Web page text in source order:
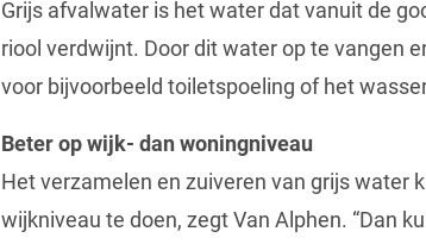
Grijs afvalwater is het water dat vanuit de
riool verdwijnt. Door dit water op te vangen
voor bijvoorbeeld toiletspoeling of het
Beter op wijk- dan woningniveau
Het verzamelen en zuiveren van grijs water
wijkniveau te doen, zegt Van Alphen. “Dan